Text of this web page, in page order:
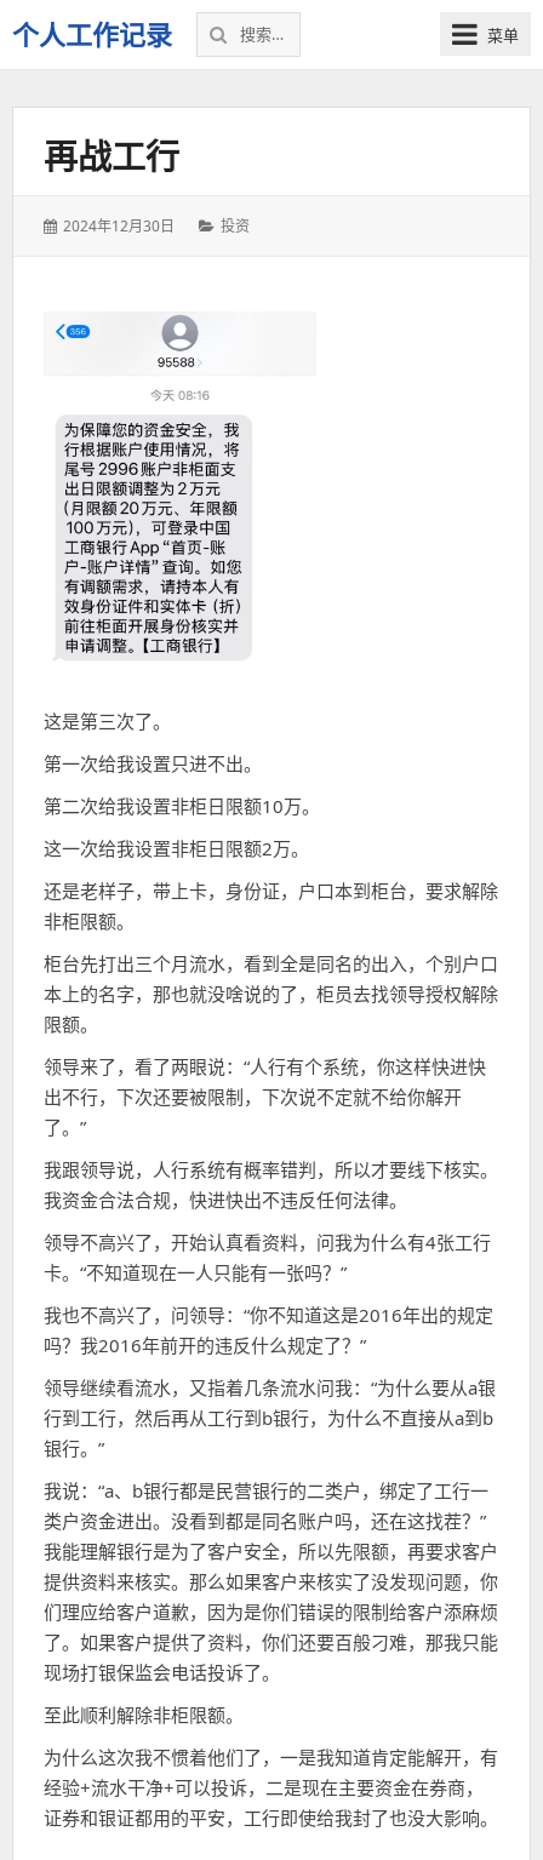
个人工作记录
搜
索：
菜单
再战工行
发
2024年12月30日
分
投资
这是第三次了。
第一次给我设置只进不出。
第二次给我设置非柜日限额10万。
这一次给我设置非柜日限额2万。
还是老样子，带上卡，身份证，户口本到柜台，要求解除
非柜限额。
柜台先打出三个月流水，看到全是同名的出入，个别户口
本上的名字，那也就没啥说的了，柜员去找领导授权解除
限额。
领导来了，看了两眼说：“人行有个系统，你这样快进快
出不行，下次还要被限制，下次说不定就不给你解开
了。”
我跟领导说，人行系统有概率错判，所以才要线下核实。
我资金合法合规，快进快出不违反任何法律。
领导不高兴了，开始认真看资料，问我为什么有4张工行
卡。“不知道现在一人只能有一张吗？”
我也不高兴了，问领导：“你不知道这是2016年出的规定
吗？我2016年前开的违反什么规定了？”
领导继续看流水，又指着几条流水问我：“为什么要从a银
行到工行，然后再从工行到b银行，为什么不直接从a到b
银行。”
我说：“a、b银行都是民营银行的二类户，绑定了工行一
类户资金进出。没看到都是同名账户吗，还在这找茬？”
我能理解银行是为了客户安全，所以先限额，再要求客户
提供资料来核实。那么如果客户来核实了没发现问题，你
们理应给客户道歉，因为是你们错误的限制给客户添麻烦
了。如果客户提供了资料，你们还要百般刁难，那我只能
现场打银保监会电话投诉了。
至此顺利解除非柜限额。
为什么这次我不惯着他们了，一是我知道肯定能解开，有
经验+流水干净+可以投诉，二是现在主要资金在券商，
证券和银证都用的平安，工行即使给我封了也没大影响。